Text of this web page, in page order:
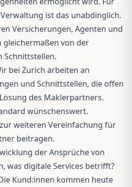
ist das unabdinglich.
Versicherungen, Agenten und
gleichermaßen von der
Schnittstellen.
bei Zurich arbeiten an
und Schnittstellen, die offen
des Maklerpartners.
wünschenswert.
weiteren Vereinfachung für
beitragen.
der Ansprüche von
was digitale Services betrifft?
Kund:innen kommen heute